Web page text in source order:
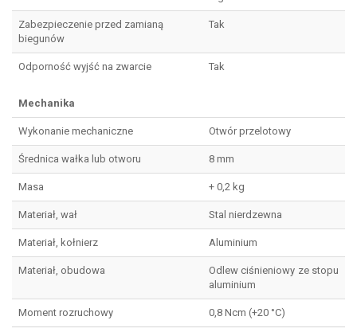
Zabezpieczenie przed zamianą
biegunów
Tak
Odporność wyjść na zwarcie Tak
Mechanika
Wykonanie mechaniczne Otwór przelotowy
Średnica wałka lub otworu 8 mm
Masa + 0,2 kg
Materiał, wał Stal nierdzewna
Materiał, kołnierz Aluminium
Materiał, obudowa
Odlew ciśnieniowy ze stopu
aluminium
Moment rozruchowy 0,8 Ncm (+20 °C)